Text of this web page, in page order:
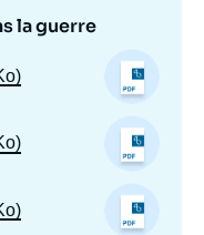
la guerre